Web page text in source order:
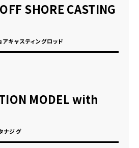
SHORE CASTING
アキャスティングロッド
MODEL with
ナジグ